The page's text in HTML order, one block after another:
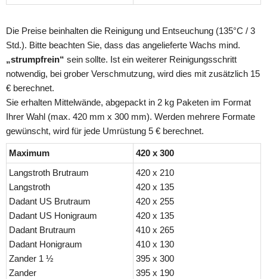
Die Preise beinhalten die Reinigung und Entseuchung (135°C / 3
„strumpfrein“ sein sollte. Ist ein weiterer Reinigungsschritt
notwendig, bei grober Verschmutzung, wird dies mit zusätzlich 15
€ berechnet.
Sie erhalten Mittelwände, abgepackt in 2 kg Paketen im Format
Ihrer Wahl (max. 420 mm x 300 mm). Werden mehrere Formate
gewünscht, wird für jede Umrüstung 5 € berechnet.
Maximum
420 x 300
Langstroth Brutraum
Langstroth
Dadant US Brutraum
Dadant US Honigraum
Dadant Brutraum
Dadant Honigraum
Zander 1 ½
Zander
420 x 210
420 x 135
420 x 255
420 x 135
410 x 265
410 x 130
395 x 300
395 x 190